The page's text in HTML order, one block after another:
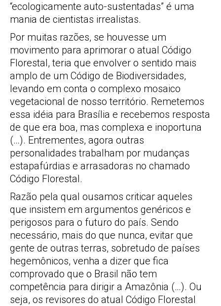
“ecologicamente auto-sustentadas” é uma
mania de cientistas irrealistas.
Por muitas razões, se houvesse um
movimento para aprimorar o atual Código
Florestal, teria que envolver o sentido mais
amplo de um Código de Biodiversidades,
levando em conta o complexo mosaico
vegetacional de nosso território. Remetemos
essa idéia para Brasília e recebemos resposta
de que era boa, mas complexa e inoportuna
(…). Entrementes, agora outras
personalidades trabalham por mudanças
estapafúrdias e arrasadoras no chamado
Código Florestal.
Razão pela qual ousamos criticar aqueles
que insistem em argumentos genéricos e
perigosos para o futuro do país. Sendo
necessário, mais do que nunca, evitar que
gente de outras terras, sobretudo de países
hegemônicos, venha a dizer que fica
comprovado que o Brasil não tem
competência para dirigir a Amazônia (…). Ou
seja, os revisores do atual Código Florestal